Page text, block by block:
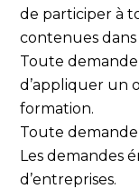
de participer à
contenues
Toute
d’appliquer un
formation.
Toute demande
Les demandes
d’entreprises.